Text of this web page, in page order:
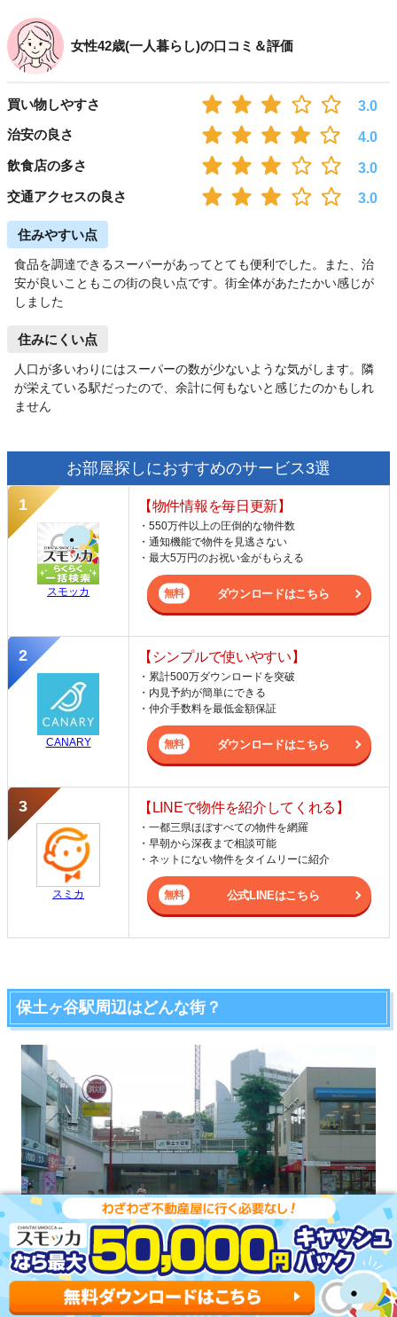
女性42歳(一人暮らし)の口コミ＆評価
買い物しやすさ
3.0
治安の良さ
4.0
飲食店の多さ
3.0
交通アクセスの良さ
3.0
住みやすい点
食品を調達できるスーパーがあってとても便利でした。また、治
安が良いこともこの街の良い点です。街全体があたたかい感じが
しました
住みにくい点
人口が多いわりにはスーパーの数が少ないような気がします。隣
が栄えている駅だったので、余計に何もないと感じたのかもしれ
ません
お部屋探しにおすすめのサービス3選
スモッカ
【物件情報を毎日更新】
・550万件以上の圧倒的な物件数
・通知機能で物件を見逃さない
・最大5万円のお祝い金がもらえる
ダウンロードはこちら
CANARY
【シンプルで使いやすい】
・累計500万ダウンロードを突破
・内見予約が簡単にできる
・仲介手数料を最低金額保証
ダウンロードはこちら
スミカ
【LINEで物件を紹介してくれる】
・一都三県ほぼすべての物件を網羅
・早朝から深夜まで相談可能
・ネットにない物件をタイムリーに紹介
公式LINEはこちら
保土ヶ谷駅周辺はどんな街？